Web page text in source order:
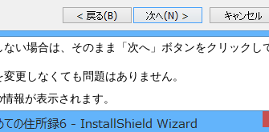
い場合は、そのまま「次へ」ボタンをクリックし
更しなくても問題はありません。
報が表示されます。